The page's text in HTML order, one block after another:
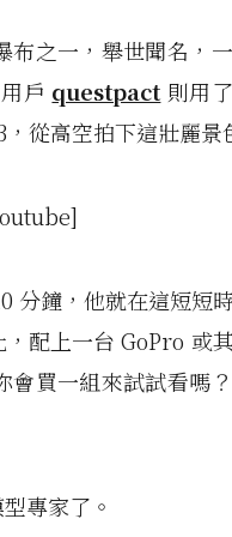
布之一，舉世聞名，
戶 questpact則用
從高空拍下這壯麗景
分鐘，他就在這短短
配上一台 GoPro 或
買一組來試試看嗎
專家了。